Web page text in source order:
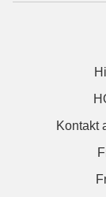
Kontakt